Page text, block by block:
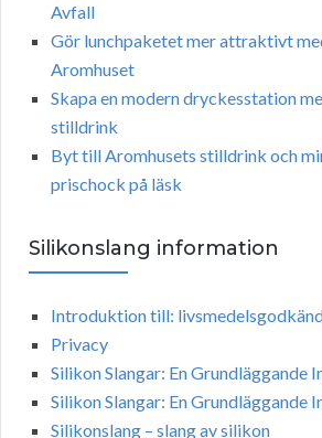
Avfall
Gör lunchpaketet mer attraktivt
Aromhuset
Skapa en modern dryckesstation
stilldrink
Byt till Aromhusets stilldrink och
prischock på läsk
Silikonslang information
Introduktion till:
Privacy
Silikon Slangar: En Grundläggande
Silikon Slangar: En Grundläggande
Silikonslang – slang av silikon